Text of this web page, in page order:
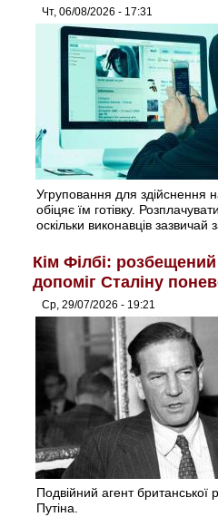
Чт, 06/08/2026 - 17:31
Угруповання для здійснення
обіцяє їм готівку.
оскільки виконавців зазвичай
Кім Філбі:
допоміг Сталіну
Ср, 29/07/2026 - 19:21
Подвійний агент британської
Путіна.